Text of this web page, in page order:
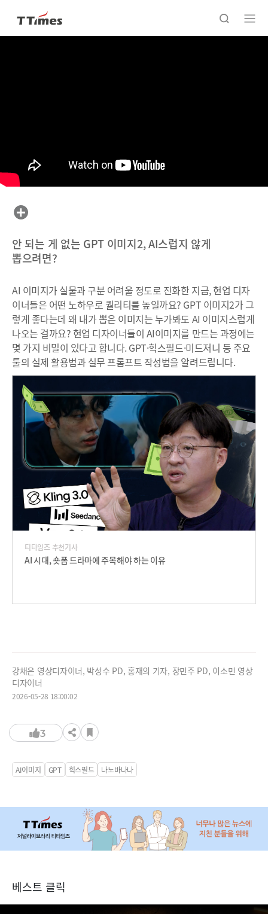
안 되는 게 없는 GPT 이미지2, AI스럽지 않게
뽑으려면?
AI 이미지가 실물과 구분 어려울 정도로 진화한 지금, 현업 디자
이너들은 어떤 노하우로 퀄리티를 높일까요? GPT 이미지2가 그
렇게 좋다는데 왜 내가 뽑은 이미지는 누가봐도 AI 이미지스럽게
나오는 걸까요? 현업 디자이너들이 AI이미지를 만드는 과정에는
몇 가지 비밀이 있다고 합니다. GPT·힉스필드·미드저니 등 주요
툴의 실제 활용법과 실무 프롬프트 작성법을 알려드립니다.
티타임즈 추천기사
AI 시대, 숏폼 드라마에 주목해야 하는 이유
강채은 영상디자이너, 박성수 PD, 홍재의 기자, 장민주 PD, 이소민 영상
디자이너
2026-05-28 18:00:02
3
AI이미지 GPT 힉스필드 나노바나나
베스트 클릭